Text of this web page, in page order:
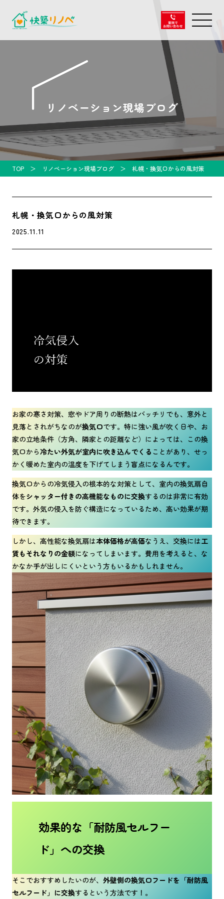
リノベーション現場ブログ
TOP リノベーション現場ブログ 札幌・換気口からの風対策
札幌・換気口からの風対策
2025.11.11
お家の寒さ対策、窓やドア周りの断熱はバッチリでも、意外と
見落とされがちなのが換気口です。特に強い風が吹く日や、お
家の立地条件（方角、隣家との距離など）によっては、この換
気口から冷たい外気が室内に吹き込んでくる ことがあり、せっ
かく暖めた室内の温度を下げてしまう盲点になるんです。
換気口からの冷気侵入の根本的な対策として、室内の換気扇自
体をシャッター付きの高機能なものに交換するのは非常に有効
です。外気の侵入を防ぐ構造になっているため、高い効果が期
待できます。
しかし、高性能な換気扇は本体価格が高価なうえ、交換には工
賃もそれなりの金額になってしまいます。費用を考えると、な
かなか手が出しにくいという方もいるかもしれません。
効果的な「耐防風セルフー
ド」への交換
そこでおすすめしたいのが、 外壁側の換気口フードを「耐防風
セルフード」に交換するという方法です！。